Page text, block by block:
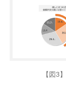
【図3